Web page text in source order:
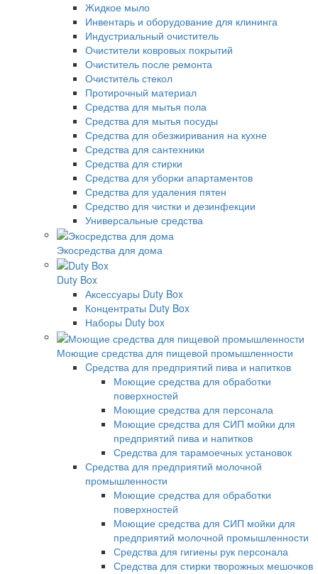
Жидкое мыло
Инвентарь и оборудование для клининга
Индустриальный очиститель
Очистители ковровых покрытий
Очиститель после ремонта
Очиститель стекол
Протирочный материал
Средства для мытья пола
Средства для мытья посуды
Средства для обезжиривания на кухне
Средства для сантехники
Средства для стирки
Средства для уборки апартаментов
Средства для удаления пятен
Средство для чистки и дезинфекции
Универсальные средства
Экосредства для дома
Duty Box
Аксессуары Duty Box
Концентраты Duty Box
Наборы Duty box
Моющие средства для пищевой промышленности
Cредства для предприятий пива и напитков
Моющие средства для обработки
поверхностей
Моющие средства для персонала
Моющие средства для СИП мойки для
предприятий пива и напитков
Средства для тарамоечных установок
Средства для предприятий молочной
промышленности
Моющие средства для обработки
поверхностей
Моющие средства для СИП мойки для
предприятий молочной промышленности
Средства для гигиены рук персонала
Средства для стирки творожных мешочков